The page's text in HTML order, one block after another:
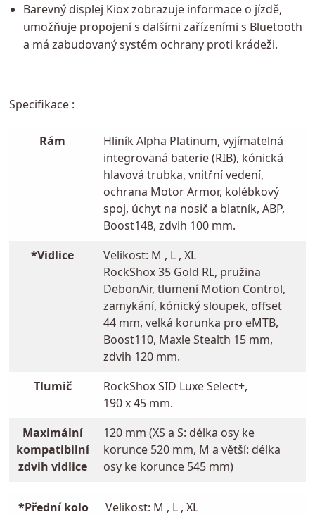
Barevný displej Kiox zobrazuje informace o jízdě,
umožňuje propojení s dalšími zařízeními s Bluetooth
a má zabudovaný systém ochrany proti krádeži.
Specifikace :
Rám
Hliník Alpha Platinum, vyjímatelná
integrovaná baterie (RIB), kónická
hlavová trubka, vnitřní vedení,
ochrana Motor Armor, kolébkový
spoj, úchyt na nosič a blatník, ABP,
Boost148, zdvih 100 mm.
*Vidlice
Velikost: M , L , XL
RockShox 35 Gold RL, pružina
DebonAir, tlumení Motion Control,
zamykání, kónický sloupek, offset
44 mm, velká korunka pro eMTB,
Boost110, Maxle Stealth 15 mm,
zdvih 120 mm.
Tlumič
RockShox SID Luxe Select+,
190 x 45 mm.
Maximální
kompatibilní
zdvih vidlice
120 mm (XS a S: délka osy ke
korunce 520 mm, M a větší: délka
osy ke korunce 545 mm)
*Přední kolo Velikost: M , L , XL